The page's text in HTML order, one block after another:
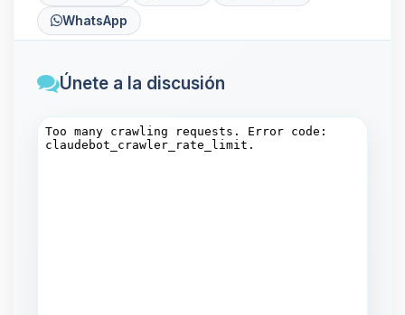
WhatsApp
Únete a la discusión